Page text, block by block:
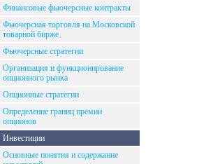
Финансовые фьючерсные контракты
Фьючерсная торговля на Московской
товарной бирже
Фьючерсные стратегии
Организация и функционирование
опционного рынка
Опционные стратегии
Определение границ премии
опционов
Инвестиции
Основные понятия и содержание